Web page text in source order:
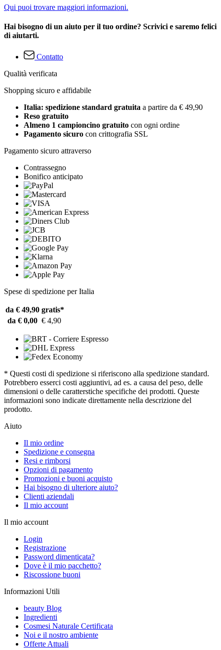
Qui puoi trovare maggiori informazioni.
Hai bisogno di un aiuto per il tuo ordine? Scrivici e saremo felici
di aiutarti.
Contatto
Qualità verificata
Shopping sicuro e affidabile
Italia: spedizione standard gratuita a partire da € 49,90
Reso gratuito
Almeno 1 campioncino gratuito con ogni ordine
Pagamento sicuro con crittografia SSL
Pagamento sicuro attraverso
Contrassegno
Bonifico anticipato
Spese di spedizione per Italia
da € 49,90 gratis*
da € 0,00 € 4,90
* Questi costi di spedizione si riferiscono alla spedizione standard.
Potrebbero esserci costi aggiuntivi, ad es. a causa del peso, delle
dimensioni o delle caratterstiche specifiche dei prodotti. Queste
informazioni sono indicate direttamente nella descrizione del
prodotto.
Aiuto
Il mio ordine
Spedizione e consegna
Resi e rimborsi
Opzioni di pagamento
Promozioni e buoni acquisto
Hai bisogno di ulteriore aiuto?
Clienti aziendali
Il mio account
Il mio account
Login
Registrazione
Password dimenticata?
Dove è il mio pacchetto?
Riscossione buoni
Informazioni Utili
beauty Blog
Ingredienti
Cosmesi Naturale Certificata
Noi e il nostro ambiente
Offerte Attuali